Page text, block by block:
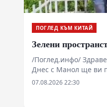
ПОГЛЕД КЪМ КИТАЙ
Зелени
/Поглед.инфо/
Днес с Манол ще ви
място в западната
07.08.2026 22:30